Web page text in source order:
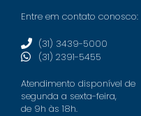
Entre em contato conosco:
(31) 3439-5000
(31) 2391-5455
Atendimento disponível de
segunda a sexta-feira,
de 9h às 18h.